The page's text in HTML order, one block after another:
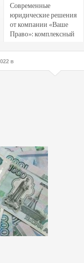
Современные
юридические решения
от компании «Ваше
Право»: комплексный
интересов клиентов
в